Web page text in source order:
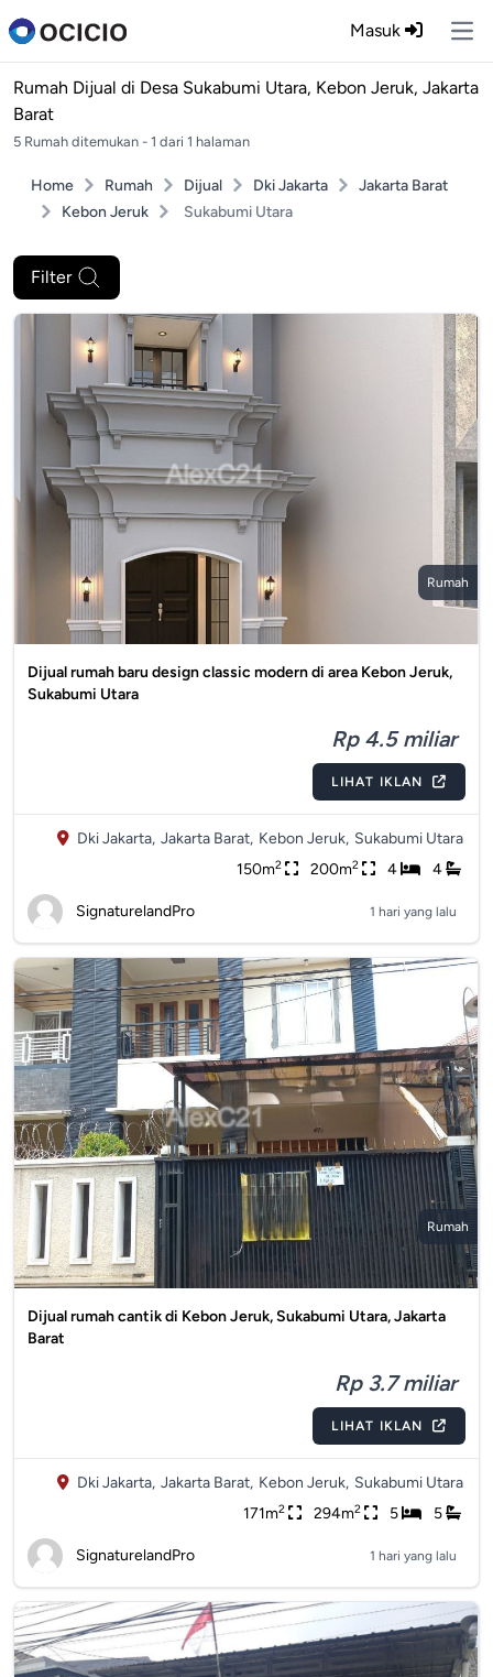
Masuk
Rumah Dijual di Desa Sukabumi Utara, Kebon Jeruk, Jakarta
Barat
5 Rumah ditemukan - 1 dari 1 halaman
Home Rumah Dijual Dki Jakarta
Jakarta Barat
Kebon Jeruk
Sukabumi Utara
Filter
Rumah
Dijual rumah baru design classic modern di area Kebon Jeruk,
Sukabumi Utara
Rp 4.5 miliar
LIHAT IKLAN
Dki Jakarta, Jakarta Barat, Kebon Jeruk, Sukabumi Utara
150m2 200m2 4 4
SignaturelandPro 1 hari yang lalu
Rumah
Dijual rumah cantik di Kebon Jeruk, Sukabumi Utara, Jakarta
Barat
Rp 3.7 miliar
LIHAT IKLAN
Dki Jakarta, Jakarta Barat, Kebon Jeruk, Sukabumi Utara
171m2 294m2 5 5
SignaturelandPro 1 hari yang lalu